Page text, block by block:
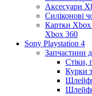
Аксесуари
Силіконові
Картки Xbox
Xbox 360
Sony Playstation 4
Запчастини
Стіки,
Курки